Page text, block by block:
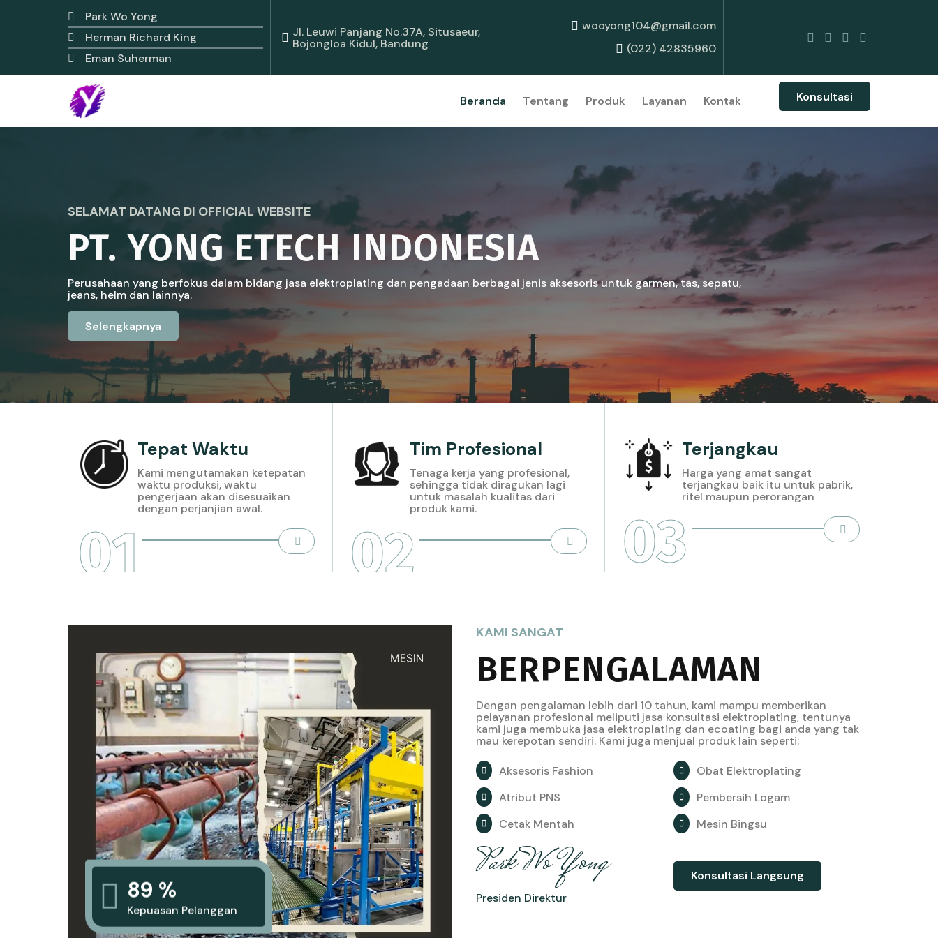
Park Wo Yong
Herman Richard King
Eman Suherman
Jl. Leuwi Panjang No.37A, Situsaeur,
Bojongloa Kidul, Bandung
wooyong104@gmail.com
(022) 42835960
Beranda Tentang Produk Layanan Kontak Konsultasi
SELAMAT DATANG DI OFFICIAL WEBSITE
PT. YONG ETECH INDONESIA
Perusahaan yang berfokus dalam bidang jasa elektroplating dan pengadaan berbagai jenis aksesoris untuk garmen, tas, sepatu,
jeans, helm dan lainnya.
Selengkapnya
Tepat Waktu
Kami mengutamakan ketepatan
waktu produksi, waktu
pengerjaan akan disesuaikan
dengan perjanjian awal.
01
Tim Profesional
Tenaga kerja yang profesional,
sehingga tidak diragukan lagi
untuk masalah kualitas dari
produk kami.
02
Terjangkau
Harga yang amat sangat
terjangkau baik itu untuk pabrik,
ritel maupun perorangan
03
89 %
Kepuasan Pelanggan
KAMI SANGAT
BERPENGALAMAN
Dengan pengalaman lebih dari 10 tahun, kami mampu memberikan
pelayanan profesional meliputi jasa konsultasi elektroplating, tentunya
kami juga membuka jasa elektroplating dan ecoating bagi anda yang tak
mau kerepotan sendiri. Kami juga menjual produk lain seperti:
Aksesoris Fashion
Atribut PNS
Cetak Mentah
Obat Elektroplating
Pembersih Logam
Mesin Bingsu
Park Wo Yong
Presiden Direktur
Konsultasi Langsung